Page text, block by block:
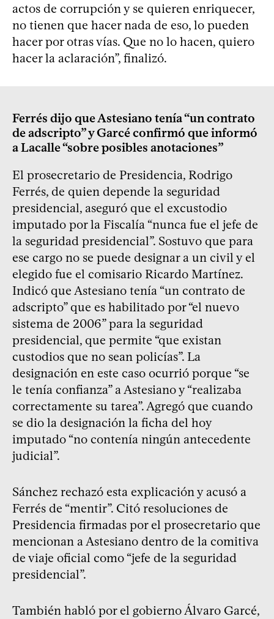
actos de corrupción y se quieren enriquecer,
no tienen que hacer nada de eso, lo pueden
hacer por otras vías. Que no lo hacen, quiero
hacer la aclaración”, finalizó.
Ferrés dijo que Astesiano tenía “un contrato
de adscripto” y Garcé confirmó que informó
a Lacalle “sobre posibles anotaciones”
El prosecretario de Presidencia, Rodrigo
Ferrés, de quien depende la seguridad
presidencial, aseguró que el excustodio
imputado por la Fiscalía “nunca fue el jefe de
la seguridad presidencial”. Sostuvo que para
ese cargo no se puede designar a un civil y el
elegido fue el comisario Ricardo Martínez.
Indicó que Astesiano tenía “un contrato de
adscripto” que es habilitado por “el nuevo
sistema de 2006” para la seguridad
presidencial, que permite “que existan
custodios que no sean policías”. La
designación en este caso ocurrió porque “se
le tenía confianza” a Astesiano y “realizaba
correctamente su tarea”. Agregó que cuando
se dio la designación la ficha del hoy
imputado “no contenía ningún antecedente
judicial”.
Sánchez rechazó esta explicación y acusó a
Ferrés de “mentir”. Citó resoluciones de
Presidencia firmadas por el prosecretario que
mencionan a Astesiano dentro de la comitiva
de viaje oficial como “jefe de la seguridad
presidencial”.
También habló por el gobierno Álvaro Garcé,